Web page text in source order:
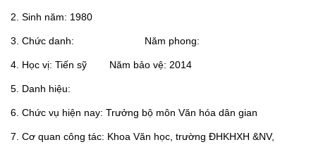
2. Sinh năm: 1980
3. Chức danh: Năm phong:
4. Học vị: Tiến sỹ Năm bảo vệ: 2014
5. Danh hiệu:
6. Chức vụ hiện nay: Trưởng bộ môn Văn hóa dân gian
7. Cơ quan công tác: Khoa Văn học, trường ĐHKHXH &NV,